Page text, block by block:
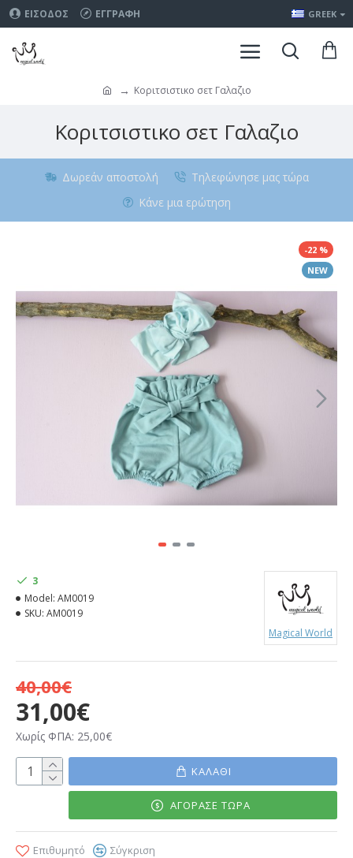
ΕΊΣΟΔΟΣ ΕΓΓΡΑΦΉ GREEK
Κοριτσιστικο σετ Γαλαζιο
Κοριτσιστικο σετ Γαλαζιο
Δωρεάν αποστολή
Τηλεφώνησε μας τώρα
Κάνε μια ερώτηση
NEW
-22 %
31,00€
40,00€
Χωρίς ΦΠΑ: 25,00€
3
Model: AM0019
SKU: AM0019
Magical World
ΚΑΛΆΘΙ
ΑΓΌΡΑΣΕ ΤΏΡΑ
Επιθυμητό Σύγκριση